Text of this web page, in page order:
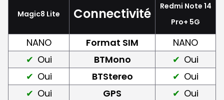
Magic8 Lite Connectivité
Redmi Note 14
Pro+ 5G
NANO Format SIM
NANO
Oui
BTMono
Oui
Oui
BTStereo
Oui
Oui
GPS
Oui